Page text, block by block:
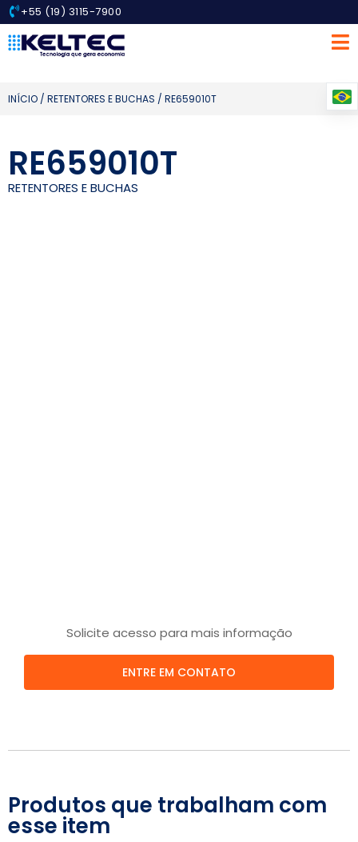
+55 (19) 3115-7900
INÍCIO / RETENTORES E BUCHAS / RE659010T
RE659010T
RETENTORES E BUCHAS
Solicite acesso para mais informação
ENTRE EM CONTATO
Produtos que trabalham com
esse item